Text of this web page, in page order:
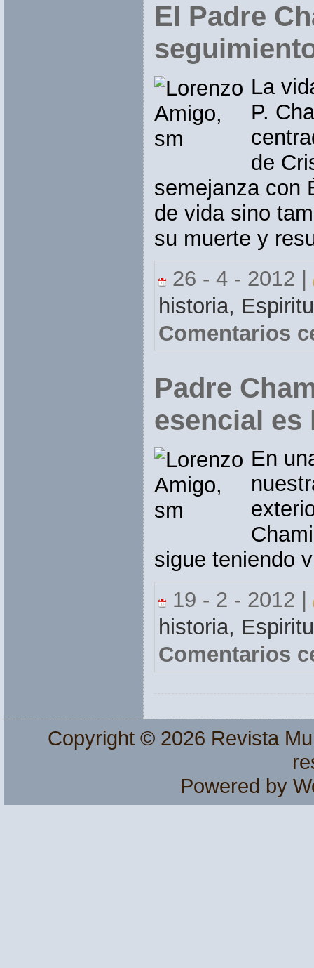
El Padre
La
P.
de
semejanza con
de vida sino
su muerte y
26 - 4 - 2012 |
historia,
Comentarios
Padre
esencial
En
sigue teniendo
19 - 2 - 2012 |
historia,
Comentarios
Copyright © 2026 Revista
Powered by